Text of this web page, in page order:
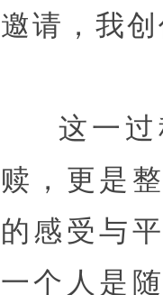
邀请，我
这一
赎，更是
的感受与
一个人是